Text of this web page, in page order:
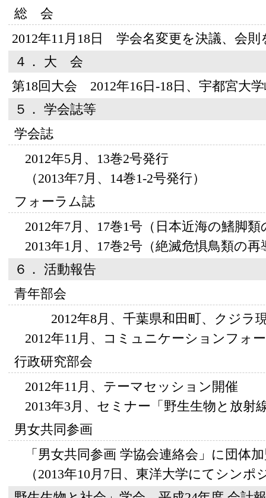
総 会
2012年11月18日 学会名変更を決議、会則
４． 大 会
第18回大会 2012年16日-18日、宇都宮大
５． 学会誌等
学会誌
2012年5月、13巻2号発行
（2013年7月、14巻1-2号発行）
フォーラム誌
2012年7月、17巻1号（日本近海の鰭脚
2013年1月、17巻2号（絶滅危惧鳥類の再
６． 活動報告
青年部会
2012年8月、千葉県和田町、クジラ現
2012年11月、コミュニケーションフォ
行政研究部会
2012年11月、テーマセッション開催
2013年3月、セミナー「野生生物と放射
男女共同参画
「男女共同参画 学協会連絡会」に団体
（2013年10月7日、東洋大学にてシンポ